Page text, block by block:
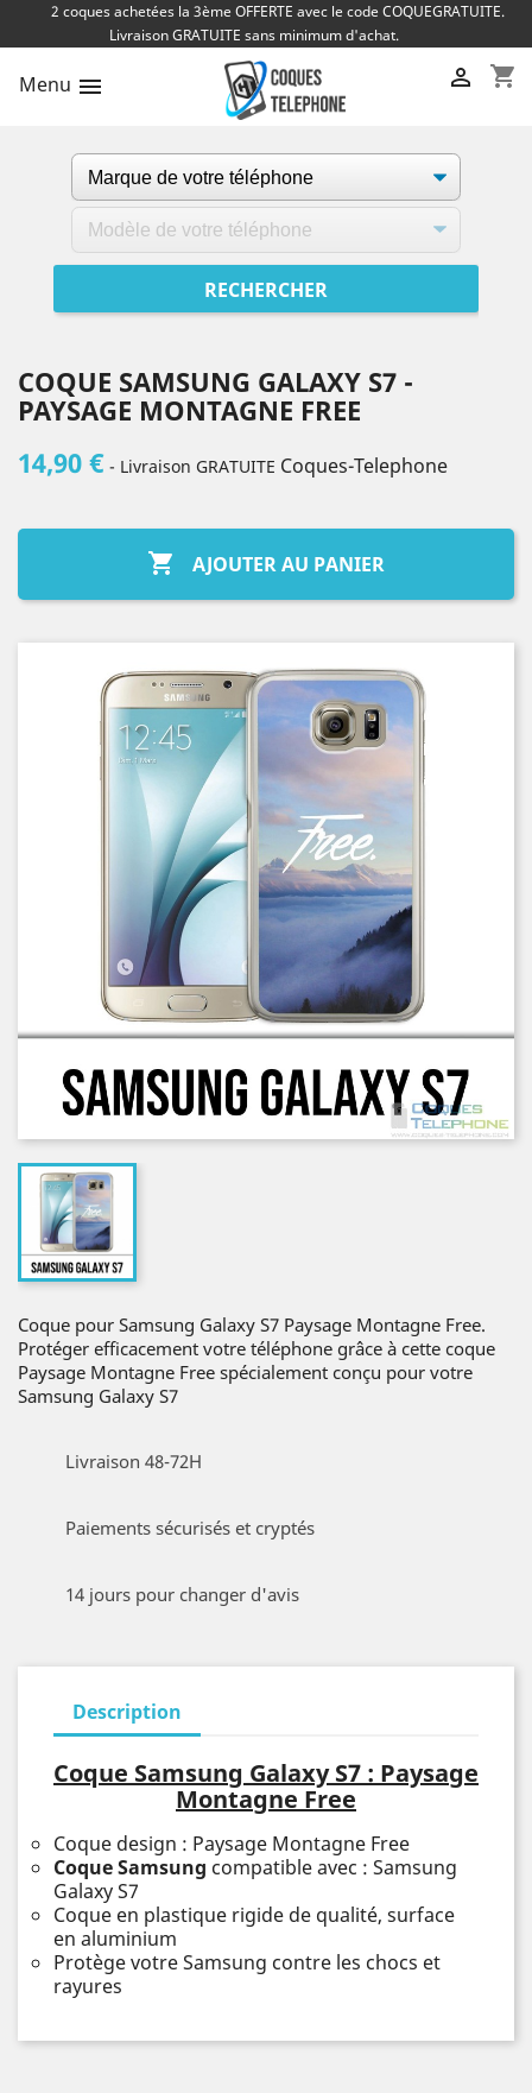
2 coques achetées la 3ème OFFERTE avec le code COQUEGRATUITE.
Livraison GRATUITE sans minimum d'achat.
Menu  shopping_cart

COQUE SAMSUNG GALAXY S7 -
PAYSAGE MONTAGNE FREE
14,90 € - Livraison GRATUITE Coques-Telephone
 AJOUTER AU PANIER
Coque pour Samsung Galaxy S7 Paysage Montagne Free.
Protéger efficacement votre téléphone grâce à cette coque
Paysage Montagne Free spécialement conçu pour votre
Samsung Galaxy S7
Livraison 48-72H
Paiements sécurisés et cryptés
14 jours pour changer d'avis
Description
Coque Samsung Galaxy S7 : Paysage
Montagne Free
Coque design : Paysage Montagne Free
Coque Samsung compatible avec : Samsung
Galaxy S7
Coque en plastique rigide de qualité, surface
en aluminium
Protège votre Samsung contre les chocs et
rayures